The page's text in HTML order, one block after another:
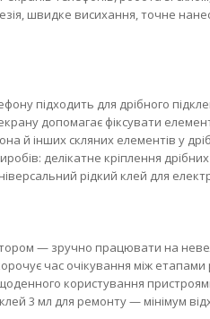
швидке висихання, точне
підходить для дрібного
допомагає фіксувати
й інших скляних елементів у
делікатне кріплення
рідкий клей для
— зручно працювати на
час очікування між етапами
користування
3 мл для ремонту — мінімум